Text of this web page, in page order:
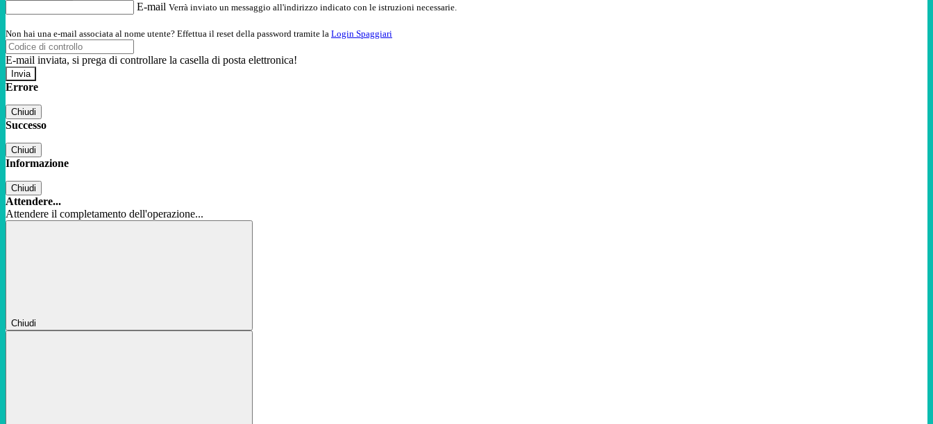
E-mail Verrà inviato un messaggio all'indirizzo indicato con le istruzioni necessarie.
Non hai una e-mail associata al nome utente? Effettua il reset della password tramite la Login Spaggiari
E-mail inviata, si prega di controllare la casella di posta elettronica!
Errore
Chiudi
Successo
Chiudi
Informazione
Chiudi
Attendere...
Attendere il completamento dell'operazione...
Chiudi